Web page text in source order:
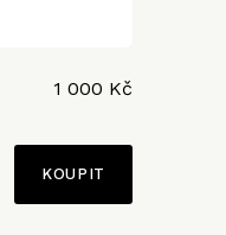
1 000 Kč